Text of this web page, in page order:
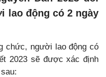
lao động có 2 ngày
chức, người lao động có
2023 sẽ được xác định